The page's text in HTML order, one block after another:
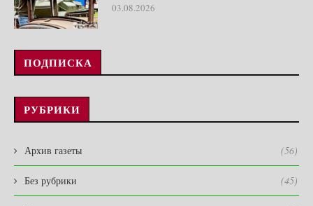
03.08.2026
ПОДПИСКА
РУБРИКИ
Архив газеты (56)
Без рубрики (45)